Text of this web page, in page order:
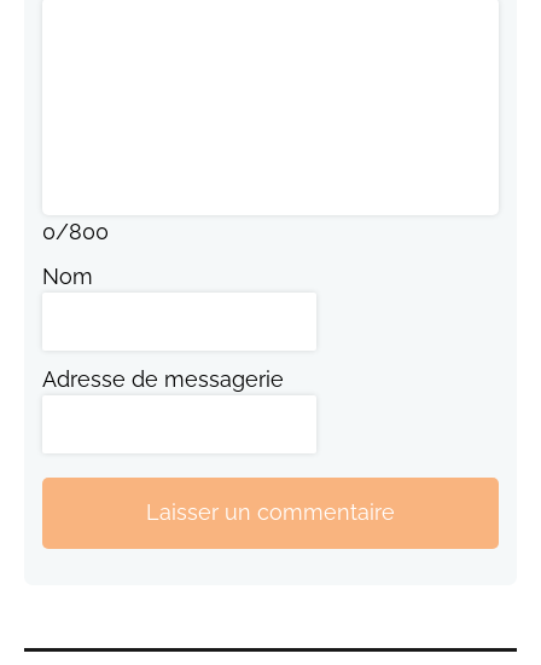
0/800
Nom
Adresse de messagerie
Laisser un commentaire